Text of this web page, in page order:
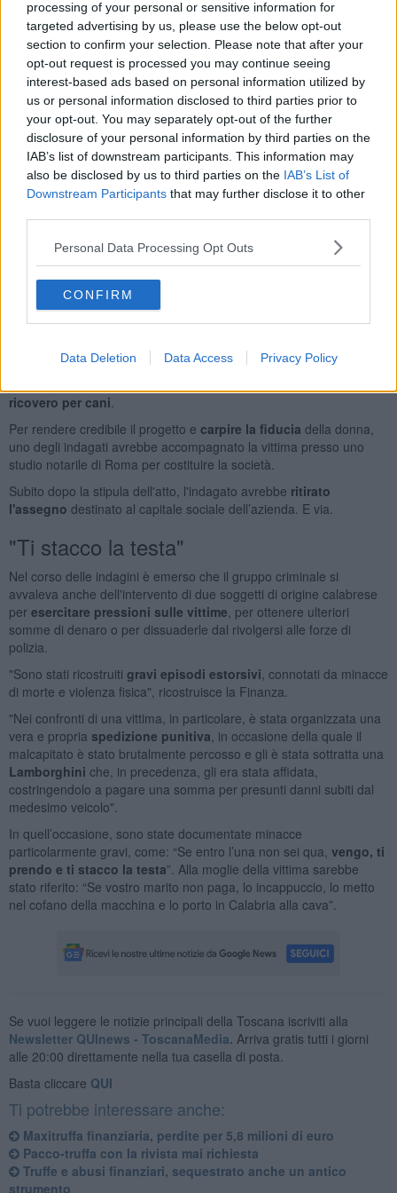
processing of your personal or sensitive information for
targeted advertising by us, please use the below opt-out
section to confirm your selection. Please note that after your
opt-out request is processed you may continue seeing
interest-based ads based on personal information utilized by
us or personal information disclosed to third parties prior to
your opt-out. You may separately opt-out of the further
disclosure of your personal information by third parties on the
IAB’s list of downstream participants. This information may
also be disclosed by us to third parties on the IAB’s List of
Downstream Participants that may further disclose it to other
Personal Data Processing Opt Outs
CONFIRM
Data Deletion Data Access Privacy Policy
fiducia, gli indagati avrebbero organizzatoincontri e serate
convivialiin provincia di Bergamo.
I contratti con cui venivano formalizzati gli investimenti, stipulati tra i
clienti e le società del sodalizio, facevano espressamente
riferimento a fondi comuni, male società non erano titolate alla
gestione del risparmio, né tantomeno iscritte negli albi ufficiali.
Le somme raccolte venivano fatte confluire sui conti disocietà
costituite ad hoce intestate a prestanome, giustificando i relativi
flussi mediante l'emissione di fatture per operazioni inesistenti. Il
denaro veniva quindi trasferito attraverso una serie di
movimentazioni tra società riconducibili al gruppo criminale e conti
personali degli indagati, fino a raggiungere talvolta società estere
con rapporti bancari in Irlanda e Slovenia.
L'erede che voleva avviare un rifugio per
cani
avrebbe convinto una vittima,
erede di una rilevante somma di
, ad affidare buona parte del proprio patrimonio facendo
ricovero per cani
Per rendere credibile il progetto e carpire la fiducia della donna,
uno degli indagati avrebbe accompagnato la vittima presso uno
studio notarile di Roma per costituire la società.
Subito dopo la stipula dell'atto, l'indagato avrebbe ritirato
l'assegno destinato al capitale sociale dell’azienda. E via.
"Ti stacco la testa"
Nel corso delle indagini è emerso che il gruppo criminale si
avvaleva anche dell'intervento di due soggetti di origine calabrese
peresercitare pressioni sulle vittime , per ottenere ulteriori
somme di denaro o per dissuaderle dal rivolgersi alle forze di
polizia.
"Sono stati ricostruiti gravi episodi estorsivi , connotati da minacce
di morte e violenza fisica", ricostruisce la Finanza.
"Nei confronti di una vittima, in particolare, è stata organizzata una
vera e propria spedizione punitiva , in occasione della quale il
malcapitato è stato brutalmente percosso e gli è stata sottratta una
Lamborghini che, in precedenza, gli era stata affidata,
costringendolo a pagare una somma per presunti danni subiti dal
medesimo veicolo".
In quell’occasione, sono state documentate minacce
particolarmente gravi, come: “Se entro l’una non sei qua, vengo, ti
prendo e ti stacco la testa”. Alla moglie della vittima sarebbe
stato riferito: “Se vostro marito non paga, lo incappuccio, lo metto
nel cofano della macchina e lo porto in Calabria alla cava”.
Se vuoi leggere le notizie principali della Toscana iscriviti alla
Newsletter QUInews - ToscanaMedia. Arriva gratis tutti i giorni
alle 20:00 direttamente nella tua casella di posta.
Basta cliccare QUI
Ti potrebbe interessare anche:
Maxitruffa finanziaria, perdite per 5,8 milioni di euro
Pacco-truffa con la rivista mai richiesta
Truffe e abusi finanziari, sequestrato anche un antico
strumento